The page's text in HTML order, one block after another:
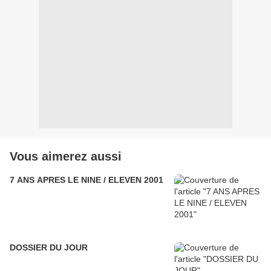
Vous aimerez aussi
7 ANS APRES LE NINE / ELEVEN 2001
DOSSIER DU JOUR